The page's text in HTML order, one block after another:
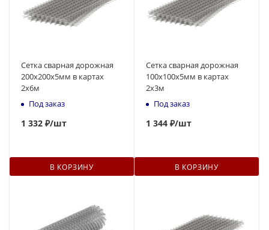
Сетка сварная дорожная
200х200х5мм в картах
2х6м
Под заказ
1 332 ₽/шт
В КОРЗИНУ
Сетка сварная дорожная
100х100х5мм в картах
2х3м
Под заказ
1 344 ₽/шт
В КОРЗИНУ